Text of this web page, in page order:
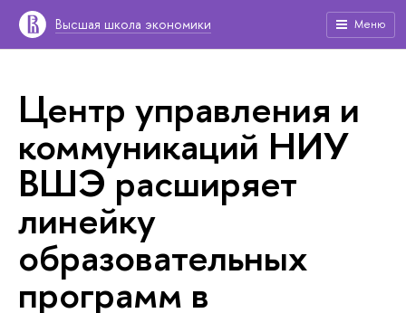
Высшая школа экономики Меню
Центр управления и
коммуникаций НИУ
ВШЭ расширяет
линейку
образовательных
программ в